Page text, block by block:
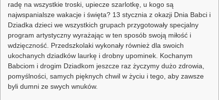
radę na wszystkie troski, upiecze szarlotkę, u kogo są
najwspanialsze wakacje i święta? 13 stycznia z okazji Dnia Babci i
Dziadka dzieci we wszystkich grupach przygotowały specjalny
program artystyczny wyrażając w ten sposób swoją miłość i
wdzięczność. Przedszkolaki wykonały również dla swoich
ukochanych dziadków laurkę i drobny upominek. Kochanym
Babciom i drogim Dziadkom jeszcze raz życzymy dużo zdrowia,
pomyślności, samych pięknych chwil w życiu i tego, aby zawsze
byli dumni ze swych wnuków.